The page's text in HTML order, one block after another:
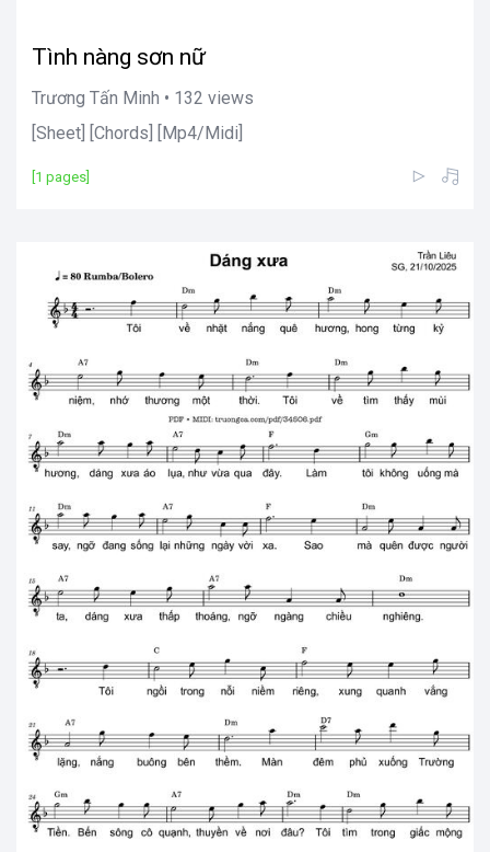
Tình nàng sơn nữ
Trương Tấn Minh • 132 views
[Sheet] [Chords] [Mp4/Midi]
[1 pages]